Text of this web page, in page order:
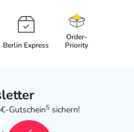
Berlin Express
Order-
Priority
Gutschein5 sichern!